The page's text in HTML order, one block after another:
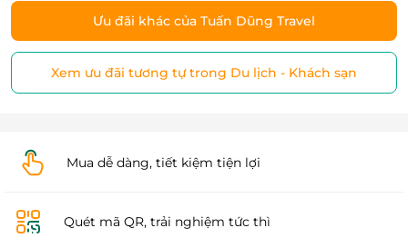
Ưu đãi khác của Tuấn Dũng Travel
Xem ưu đãi tương tự trong Du lịch - Khách sạn
Mua dễ dàng, tiết kiệm tiện lợi
Quét mã QR, trải nghiệm tức thì